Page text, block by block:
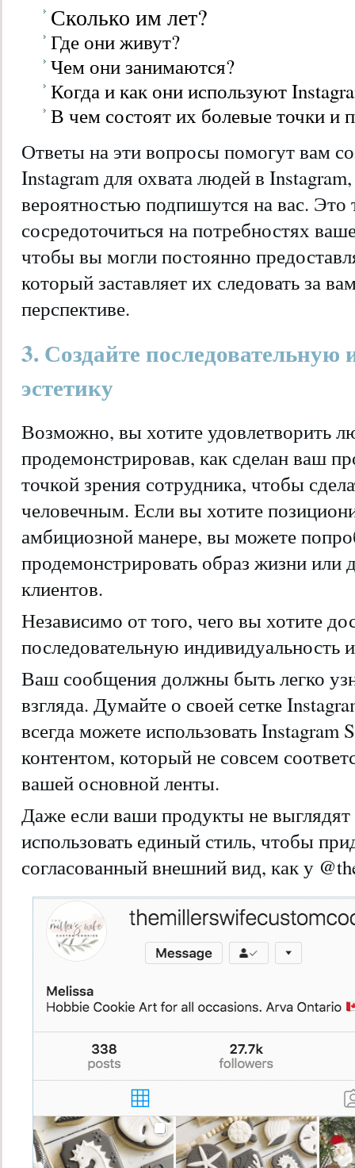
Сколько им лет?
Где они живут?
Чем они занимаются?
Когда и как они используют
В чем состоят их болевые точки и
Ответы на эти вопросы помогут вам
Instagram для охвата людей в
вероятностью подпишутся на вас. Это
сосредоточиться на потребностях
чтобы вы могли постоянно
который заставляет их следовать за
перспективе.
3. Создайте последовательную
эстетику
Возможно, вы хотите удовлетворить
продемонстрировав, как сделан ваш
точкой зрения сотрудника, чтобы
человечным. Если вы хотите
амбициозной манере, вы можете
продемонстрировать образ жизни или
клиентов.
Независимо от того, чего вы хотите
последовательную индивидуальность
Ваш сообщения должны быть легко
взгляда. Думайте о своей сетке
всегда можете использовать Instagram
контентом, который не совсем
вашей основной ленты.
Даже если ваши продукты не
использовать единый стиль, чтобы
согласованный внешний вид, как у